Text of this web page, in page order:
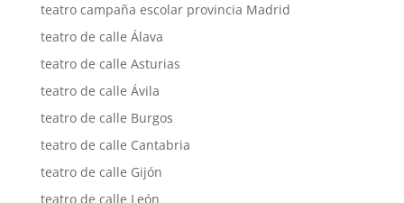
teatro campaña escolar provincia Madrid
teatro de calle Álava
teatro de calle Asturias
teatro de calle Ávila
teatro de calle Burgos
teatro de calle Cantabria
teatro de calle Gijón
teatro de calle León